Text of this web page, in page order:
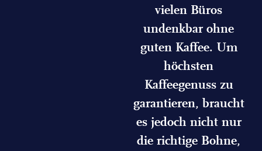
vielen Büros
undenkbar ohne
guten Kaffee. Um
höchsten
Kaffeegenuss zu
garantieren, braucht
es jedoch nicht nur
die richtige Bohne,